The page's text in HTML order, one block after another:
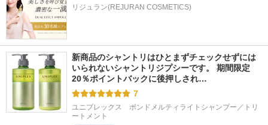
リジュラン(REJURAN COSMETICS)
新商品のシャントリはひとまずチェックせずには
いられないシャントリジプシーです。 期間限定
20％ポイントバックに後押しされ…
7
ユニプレックス　ボンドメルティライトシャンプー／トリ
ートメント